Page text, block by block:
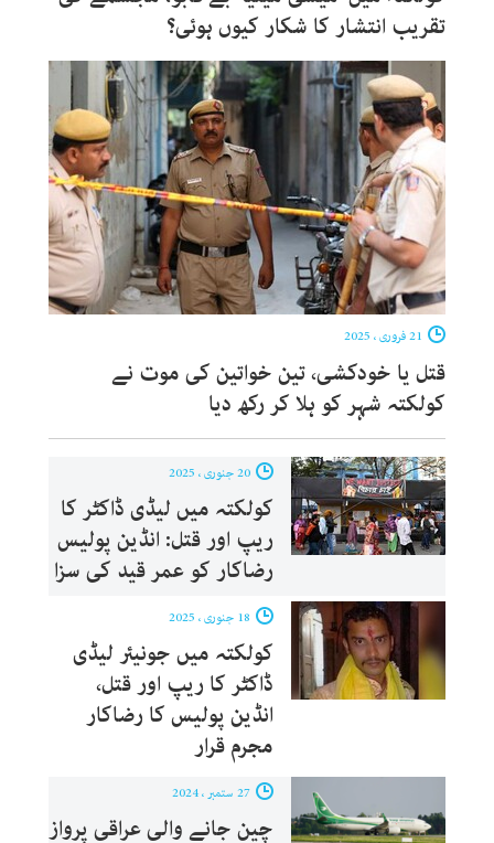
تقریب انتشار کا شکار کیوں ہوئی؟
قتل یا خودکشی، تین خواتین کی موت نے
کولکتہ شہر کو ہلا کر رکھ دیا
کولکتہ میں لیڈی ڈاکٹر کا
ریپ اور قتل: انڈین پولیس
رضاکار کو عمر قید کی سزا
کولکتہ میں جونیئر لیڈی
ڈاکٹر کا ریپ اور قتل،
انڈین پولیس کا رضاکار
مجرم قرار
چین جانے والی عراقی پرواز